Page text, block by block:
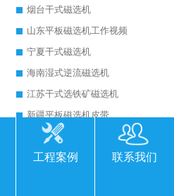
烟台干式磁选机
山东平板磁选机工作视频
宁夏干式磁选机
海南湿式逆流磁选机
江苏干式选铁矿磁选机
新疆平板磁选机皮带
云南未来有前景的铁矿磁选机
宁夏平板磁选机适用场合
工程案例 联系我们